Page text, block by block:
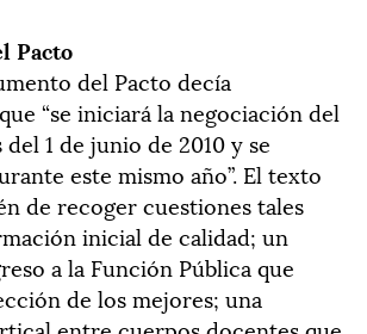
Pacto
del Pacto decía
“se iniciará la negociación del
1 de junio de 2010 y se
este mismo año”. El texto
de recoger cuestiones tales
inicial de calidad; un
a la Función Pública que
de los mejores; una